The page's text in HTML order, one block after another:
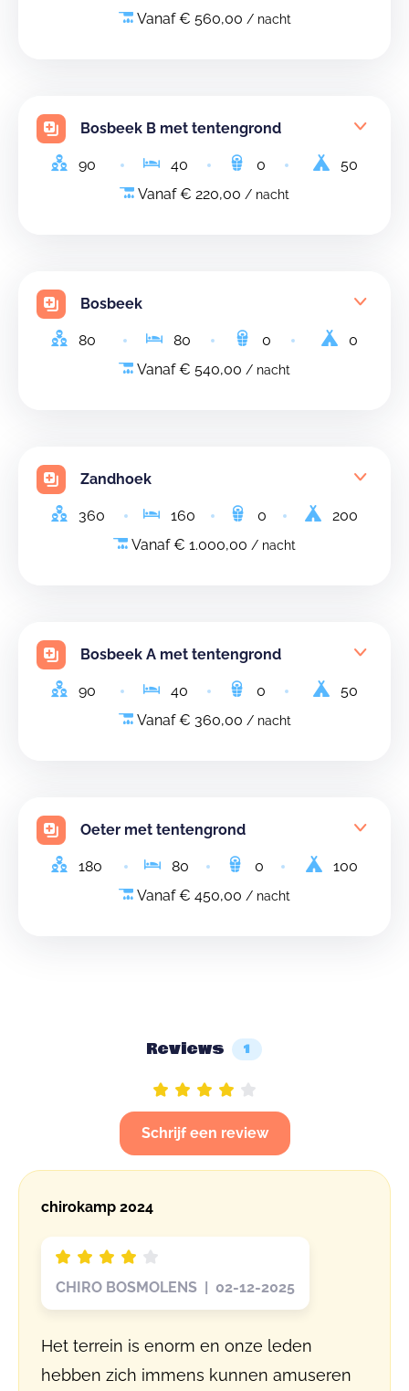
Vanaf € 560,00 / nacht
Bosbeek B met tentengrond
90 40 0
50
Vanaf € 220,00 / nacht
Bosbeek
80 80 0
0
Vanaf € 540,00 / nacht
Zandhoek
360 160 0
200
Vanaf € 1.000,00 / nacht
Bosbeek A met tentengrond
90 40 0
50
Vanaf € 360,00 / nacht
Oeter met tentengrond
180 80 0
100
Vanaf € 450,00 / nacht
Reviews 1
Schrijf een review
chirokamp 2024
CHIRO BOSMOLENS | 02-12-2025
Het terrein is enorm en onze leden
hebben zich immens kunnen amuseren